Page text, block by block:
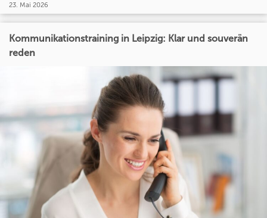
23. Mai 2026
Kommunikationstraining in Leipzig: Klar und souverän
reden